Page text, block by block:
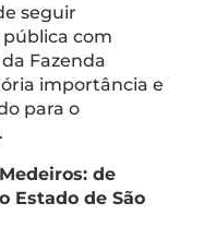
seguir
com
Fazenda
importância e
para o
de
Estado de São